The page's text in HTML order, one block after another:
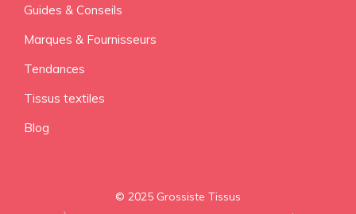
Guides & Conseils
Marques & Fournisseurs
Tendances
Tissus textiles
Blog
© 2025 Grossiste Tissus